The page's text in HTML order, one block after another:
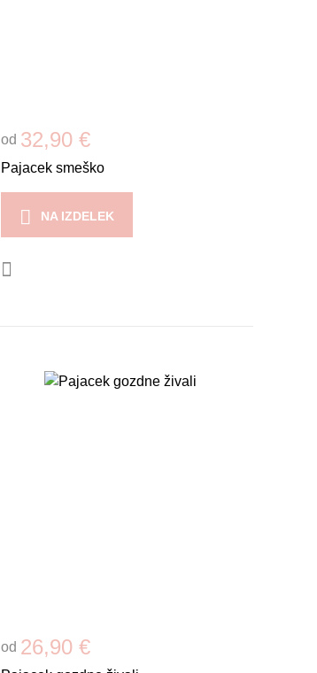
od 32,90 €
Pajacek smeško
NA IZDELEK
od 26,90 €